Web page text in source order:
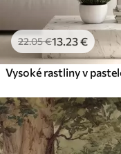
22.05€13 .23€
Vysoké rastliny v